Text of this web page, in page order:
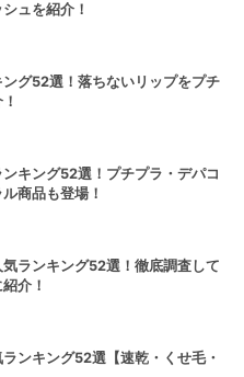
ュを紹介！
グ52選！落ちないリップをプチ
キング52選！プチプラ・デパコ
商品も登場！
ランキング52選！徹底調査して
介！
ンキング52選【速乾・くせ毛・